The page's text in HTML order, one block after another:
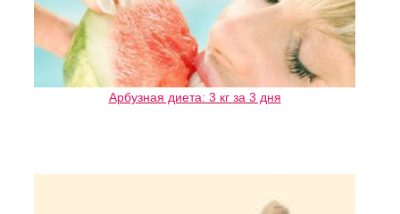
Арбузная диета: 3 кг за 3 дня